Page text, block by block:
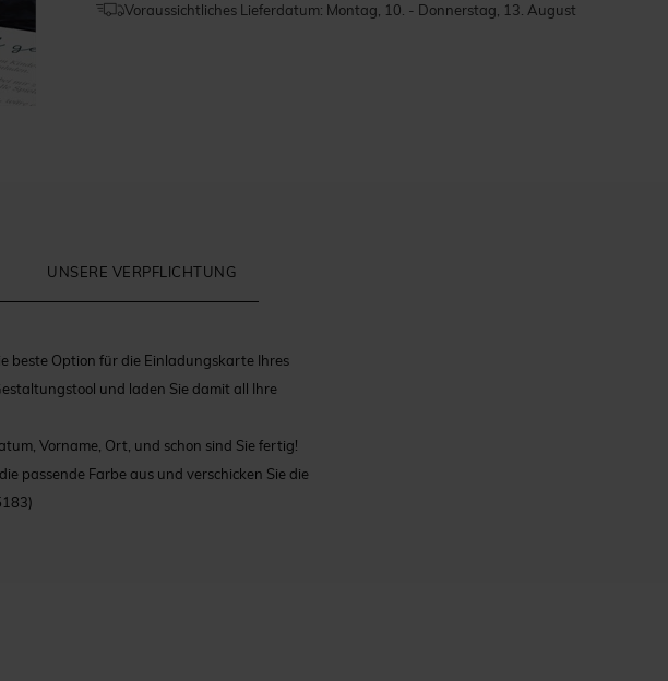
Voraussichtliches Lieferdatum: Montag, 10. - Donnerstag, 13. August
UNSERE VERPFLICHTUNG
beste Option für die Einladungskarte Ihres
und laden Sie damit all Ihre
Vorname, Ort, und schon sind Sie fertig!
passende Farbe aus und verschicken Sie die